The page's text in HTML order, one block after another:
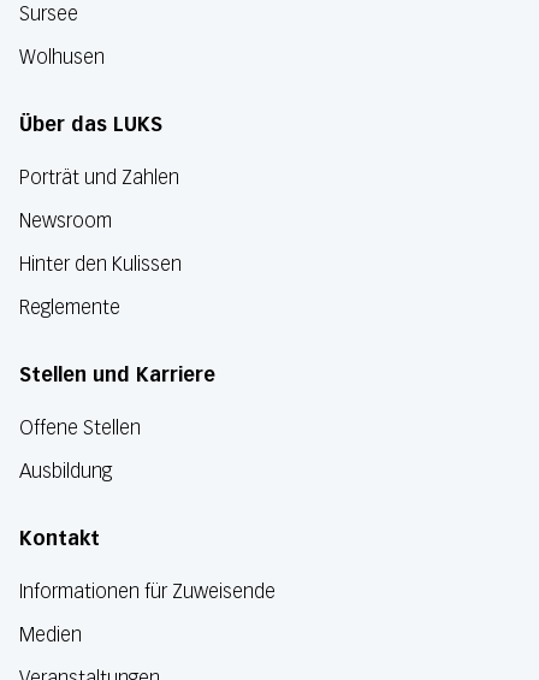
Sursee
Wolhusen
Über das LUKS
Porträt und Zahlen
Newsroom
Hinter den Kulissen
Reglemente
Stellen und Karriere
Offene Stellen
Ausbildung
Kontakt
Informationen für Zuweisende
Medien